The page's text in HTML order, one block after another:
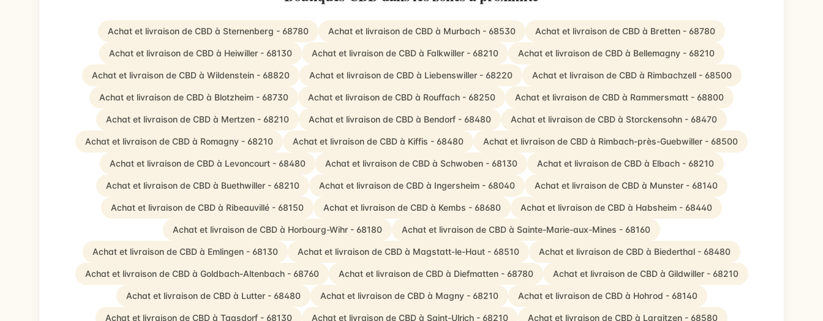
Achat et livraison de CBD à Sternenberg - 68780 Achat et livraison de CBD à Murbach - 68530 Achat et livraison de CBD à Bretten - 68780
Achat et livraison de CBD à Heiwiller - 68130 Achat et livraison de CBD à Falkwiller - 68210 Achat et livraison de CBD à Bellemagny - 68210
Achat et livraison de CBD à Wildenstein - 68820 Achat et livraison de CBD à Liebenswiller - 68220 Achat et livraison de CBD à Rimbachzell - 68500
Achat et livraison de CBD à Blotzheim - 68730 Achat et livraison de CBD à Rouffach - 68250 Achat et livraison de CBD à Rammersmatt - 68800
Achat et livraison de CBD à Mertzen - 68210 Achat et livraison de CBD à Bendorf - 68480 Achat et livraison de CBD à Storckensohn - 68470
Achat et livraison de CBD à Romagny - 68210 Achat et livraison de CBD à Kiffis - 68480 Achat et livraison de CBD à Rimbach-près-Guebwiller - 68500
Achat et livraison de CBD à Levoncourt - 68480 Achat et livraison de CBD à Schwoben - 68130 Achat et livraison de CBD à Elbach - 68210
Achat et livraison de CBD à Buethwiller - 68210 Achat et livraison de CBD à Ingersheim - 68040 Achat et livraison de CBD à Munster - 68140
Achat et livraison de CBD à Ribeauvillé - 68150 Achat et livraison de CBD à Kembs - 68680 Achat et livraison de CBD à Habsheim - 68440
Achat et livraison de CBD à Horbourg-Wihr - 68180 Achat et livraison de CBD à Sainte-Marie-aux-Mines - 68160
Achat et livraison de CBD à Emlingen - 68130 Achat et livraison de CBD à Magstatt-le-Haut - 68510 Achat et livraison de CBD à Biederthal - 68480
Achat et livraison de CBD à Goldbach-Altenbach - 68760 Achat et livraison de CBD à Diefmatten - 68780 Achat et livraison de CBD à Gildwiller - 68210
Achat et livraison de CBD à Lutter - 68480 Achat et livraison de CBD à Magny - 68210 Achat et livraison de CBD à Hohrod - 68140
Achat et livraison de CBD à Tagsdorf - 68130 Achat et livraison de CBD à Saint-Ulrich - 68210 Achat et livraison de CBD à Largitzen - 68580